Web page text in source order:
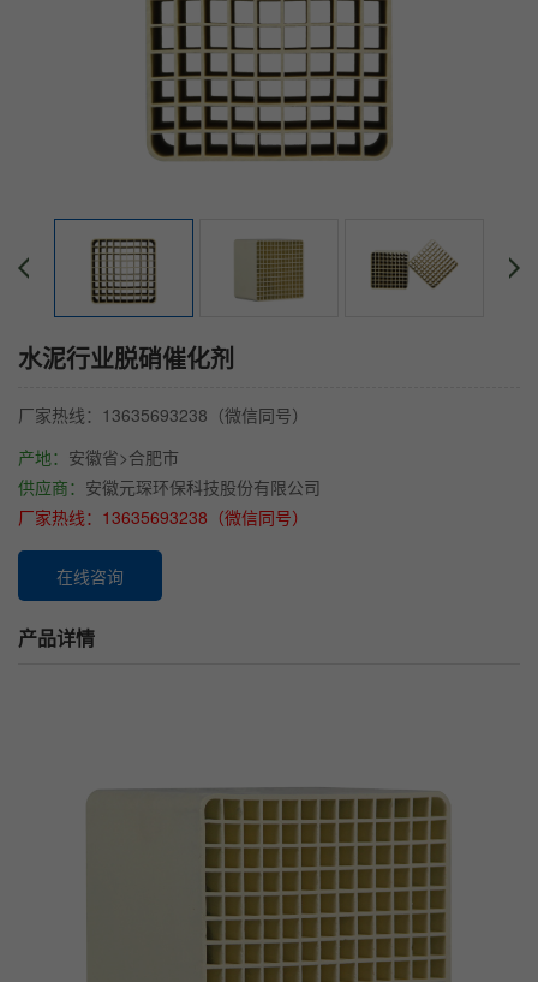
水泥行业脱硝催化剂
厂家热线：13635693238（微信同号）
产地： 安徽省>合肥市
供应商： 安徽元琛环保科技股份有限公司
厂家热线：13635693238（微信同号）
在线咨询
产品详情